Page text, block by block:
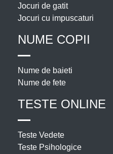
Jocuri de gatit
Jocuri cu impuscaturi
NUME COPII
Nume de baieti
Nume de fete
TESTE ONLINE
Teste Vedete
Teste Psihologice